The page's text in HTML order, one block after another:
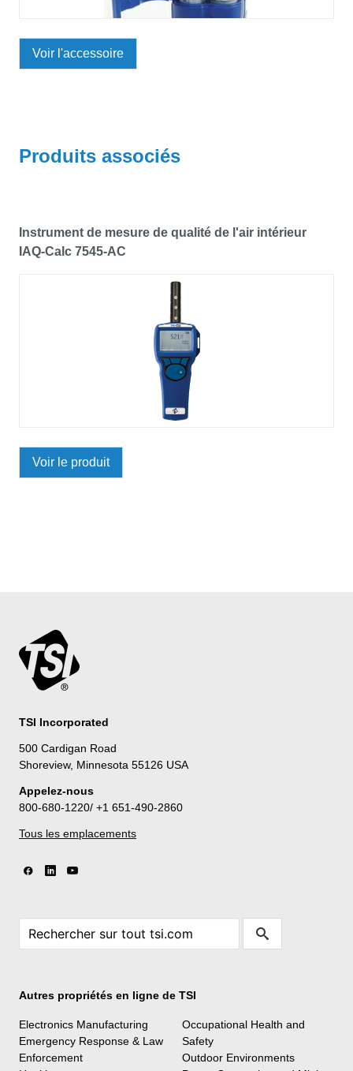
Voir l'accessoire
Produits associés
Instrument de mesure de qualité de l'air intérieur
IAQ-Calc 7545-AC
Voir le produit
TSI Incorporated
500 Cardigan Road
Shoreview, Minnesota 55126 USA
Appelez-nous
800-680-1220/ +1 651-490-2860
Tous les emplacements
Autres propriétés en ligne de TSI
Electronics Manufacturing
Emergency Response & Law
Enforcement
Occupational Health and
Safety
Outdoor Environments